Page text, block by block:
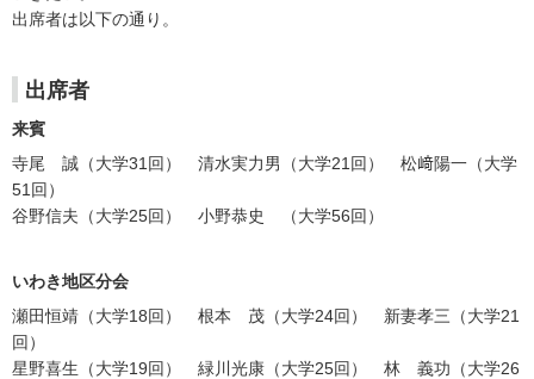
出席者は以下の通り。
出席者
来賓
寺尾 誠（大学31回） 清水実力男（大学21回） 松﨑陽一（大学
51回）
谷野信夫（大学25回） 小野恭史 （大学56回）
いわき地区分会
瀬田恒靖（大学18回） 根本 茂（大学24回） 新妻孝三（大学21
回）
星野喜生（大学19回） 緑川光康（大学25回） 林 義功（大学26